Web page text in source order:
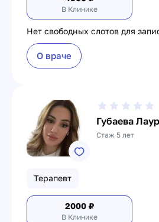
В Клинике
Нет свободных слотов для
О враче
Губаева
Стаж 5 лет
Терапевт
2000 ₽
В Клинике